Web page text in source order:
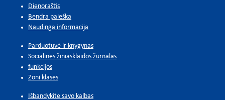
Dienoraštis
Bendra paieška
Naudinga informacija
Parduotuvė ir knygynas
Socialinės žiniasklaidos žurnalas
funkcijos
Zoni klasės
Išbandykite savo kalbas